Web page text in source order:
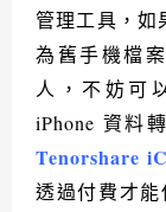
管理工具，如
為舊手機檔
人，不妨可
iPhone 資料
Tenorshare
透過付費才